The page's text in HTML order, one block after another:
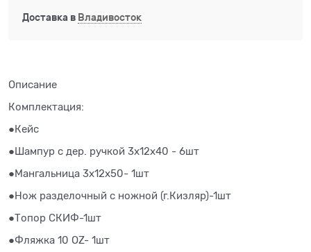
Доставка в Владивосток
Описание
Комплектация:
●Кейс
●​Шампур с дер. ручкой 3х12х40 - 6шт
●Мангальница 3х12х50- 1шт
●Нож разделочный с ножной (г.Кизляр)-1шт
●Топор СКИФ-1шт
●Фляжка 10 OZ- 1шт